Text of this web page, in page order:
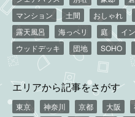
マンション
土間 おしゃれ
露天風呂
海っペリ 庭 イ
ウッドデッキ
団地 SOHO
エリアから記事をさがす
東京 神奈川 京都 大阪